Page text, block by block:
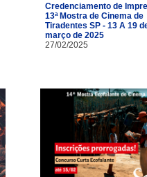
Credenciamento de
13ª Mostra de Cinema de
Tiradentes SP - 13 A 19
março de 2025
27/02/2025